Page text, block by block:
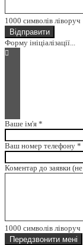
1000 символів ліворуч
Відправити
Форму ініціалізації...
Ваше ім'я *
Ваш номер телефону *
Коментар до заявки
1000 символів ліворуч
Передзвонити мені